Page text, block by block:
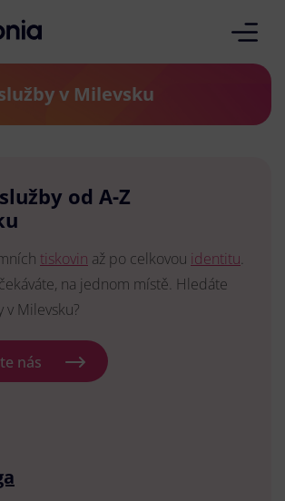
v Milevsku
od A-Z
tiskovin až po celkovou identitu.
na jednom místě. Hledáte
v Milevsku?
nás